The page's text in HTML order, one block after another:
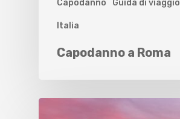
Capodanno Guida di viaggio
Italia
Capodanno a Roma